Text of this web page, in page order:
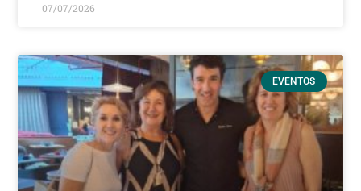
07/07/2026
EVENTOS